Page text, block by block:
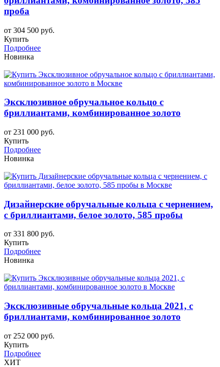
проба
от 304 500 руб.
Купить
Подробнее
Новинка
Эксклюзивное обручальное кольцо с
бриллиантами, комбинированное золото
от 231 000 руб.
Купить
Подробнее
Новинка
Дизайнерские обручальные кольца с чернением,
с бриллиантами, белое золото, 585 пробы
от 331 800 руб.
Купить
Подробнее
Новинка
Эксклюзивные обручальные кольца 2021, с
бриллиантами, комбинированное золото
от 252 000 руб.
Купить
Подробнее
ХИТ